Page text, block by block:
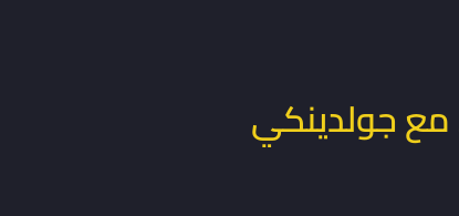
جولدينكي